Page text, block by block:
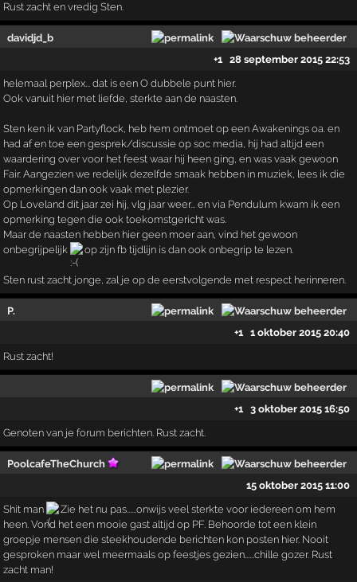
Rust zacht en vredig Sten.
davidjd_b
+1
28 september 2015 22:53
helemaal perplex... dat is een O dubbele punt hier.
Ook vanuit hier met liefde, sterkte aan de naasten.
Sten ken ik van Partyflock, heb hem ontmoet op een Awakenings oa. en
had af en toe een gesprek/discussie op soc media, hij had altijd een
waardering over voor het feest waar hij heen ging, en was vaak gewoon
Fair. Aangezien we redelijk dezelfde smaak hebben in muziek, lees ik die
opmerkingen dan ook vaak met plezier.
Op Loveland dit jaar zei hij, vlg jaar weer... en via Pendulum kwam ik een
opmerking tegen die ook toekomstgericht was.
Maar de naasten hebben hier geen moer aan, vind het gewoon
onbegrijpelijk
op zijn fb tijdlijn is dan ook onbegrip te lezen.
Sten rust zacht jonge, zal je op de eerstvolgende met respect herinneren.
P.
+1
1 oktober 2015 20:40
Rust zacht!
+1 3 oktober 2015 16:50
Genoten van je forum berichten. Rust zacht.
PoolcafeTheChurch
15 oktober 2015 11:00
Shit man
Zie het nu pas......onwijs veel sterkte voor iedereen om hem
heen. Vond het een mooie gast altijd op PF. Behoorde tot een klein
groepje mensen die steekhoudende berichten kon posten hier. Nooit
gesproken maar wel meermaals op feestjes gezien......chille gozer. Rust
zacht man!